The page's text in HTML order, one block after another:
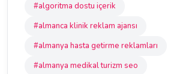
#algoritma dostu içerik
#almanca klinik reklam ajansı
#almanya hasta getirme reklamları
#almanya medikal turizm seo